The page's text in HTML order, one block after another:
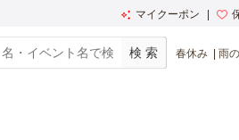
マイクーポン
春休み 雨